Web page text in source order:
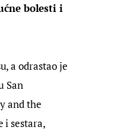
bolesti i
a odrastao je
San
and the
i sestara,